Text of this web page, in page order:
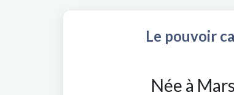
Le pouvoir
Née à